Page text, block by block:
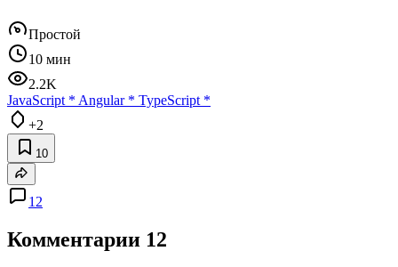
Простой
10 мин
2.2K
JavaScript * Angular* TypeScript *
+2
10
12
Комментарии 12